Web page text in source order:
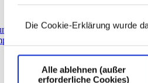
Die Cookie-Erklärung wurde
Alle ablehnen (außer
erforderliche Cookies)